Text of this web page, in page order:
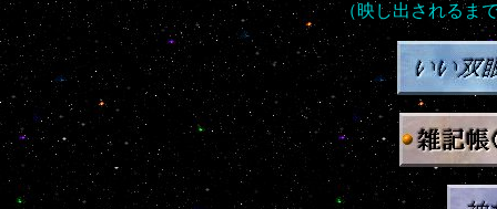
（映し出されるま